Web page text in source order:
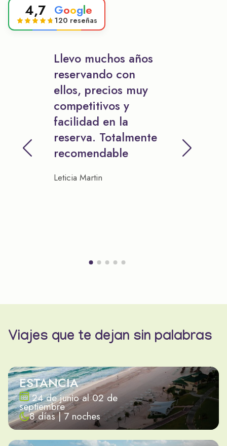
4,7 Google
120 reseñas
Llevo muchos años
reservando con
ellos, precios muy
competitivos y
facilidad en la
reserva. Totalmente
recomendable
Leticia Martin
Viajes que te dejan sin palabras
ESTANCIA
24 de junio al 02 de
septiembre
8 días | 7 noches